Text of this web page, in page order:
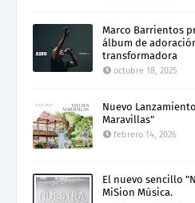
Marco Barrientos
álbum de
transformadora
octubre 18, 2025
Nuevo
Maravillas"
febrero 14, 2026
El nuevo sencillo
MiSion Música.